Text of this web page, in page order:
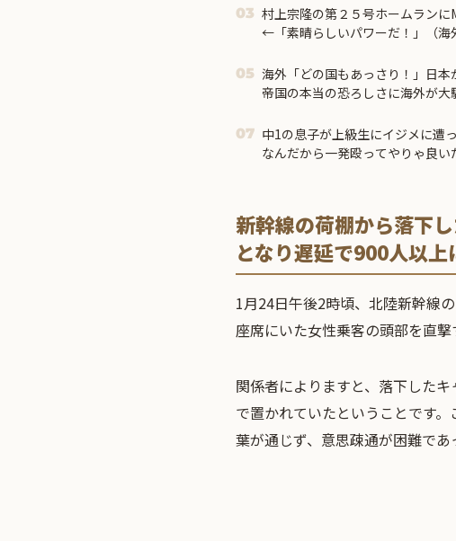
03 村上宗隆の第２５号ホームランに
←「素晴らしいパワーだ！」（海
05 海外「どの国もあっさり！」日
帝国の本当の恐ろしさに海外が大
07 中1の息子が上級生にイジメに遭
なんだから一発殴ってやりゃ良い
新幹線の荷棚から落下
となり遅延で900人以上
1月24日午後2時頃、北陸新幹線
座席にいた女性乗客の頭部を直撃
関係者によりますと、落下した
で置かれていたということです
葉が通じず、意思疎通が困難で